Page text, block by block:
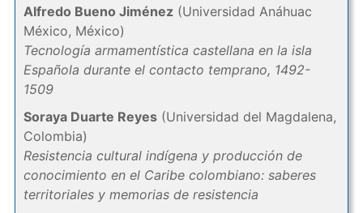
Alfredo Bueno Jiménez(Universidad Anáhuac
México, México)
Tecnología armamentística castellana en la isla
Española durante el contacto temprano, 1492-
1509
Soraya Duarte Reyes(Universidad del Magdalena,
Colombia)
Resistencia cultural indígena y producción de
conocimiento en el Caribe colombiano: saberes
territoriales y memorias de resistencia